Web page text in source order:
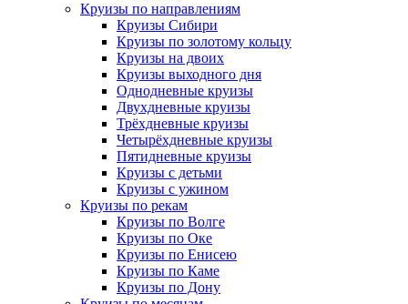
Круизы по направлениям
Круизы Сибири
Круизы по золотому кольцу
Круизы на двоих
Круизы выходного дня
Однодневные круизы
Двухдневные круизы
Трёхдневные круизы
Четырёхдневные круизы
Пятидневные круизы
Круизы с детьми
Круизы с ужином
Круизы по рекам
Круизы по Волге
Круизы по Оке
Круизы по Енисею
Круизы по Каме
Круизы по Дону